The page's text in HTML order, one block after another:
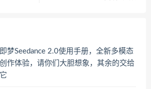
即梦Seedance 2.0使用手册，全新多模态
创作体验，请你们大胆想象，其余的交给
它